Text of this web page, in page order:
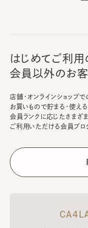
はじめてご利用
会員以外のお
店舗・オンラインショップで
お買いもので貯まる・使える
会員ランクに応じたさまざ
ご利用いただける会員プロ